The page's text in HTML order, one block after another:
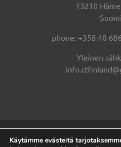
13210
Suomi
phone: +358 40
Yleinen
Kansleri Oy |
Käytämme evästeitä